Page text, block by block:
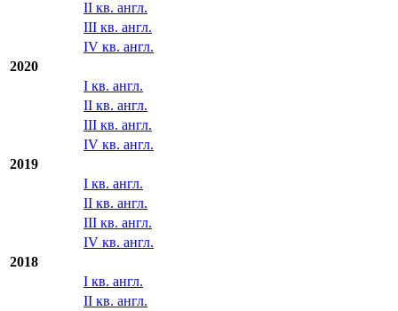
II кв. англ.
III кв. англ.
IV кв. англ.
2020
I кв. англ.
II кв. англ.
III кв. англ.
IV кв. англ.
2019
I кв. англ.
II кв. англ.
III кв. англ.
IV кв. англ.
2018
I кв. англ.
II кв. англ.